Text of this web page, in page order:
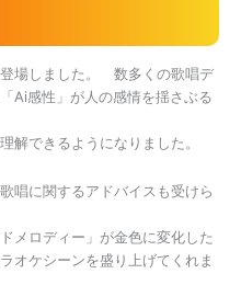
登場しました。 数多くの歌唱デ
Ai感性」が人の感情を揺さぶる
解できるようになりました。
唱に関するアドバイスも受けら
メロディー」が金色に変化した
オケシーンを盛り上げてくれま